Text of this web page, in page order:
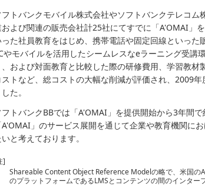
トバンクモバイル株式会社やソフトバンクテレコ
よび関連の販売会社計25社にてすでに「A'OMAI」
た社員教育をはじめ、携帯電話や固定回線といった
やモバイルを活用したシームレスなeラーニング受講
および対面教育と比較した際の研修費用、学習教
トなど、総コストの大幅な削減が評価され、2009
た。
トバンクBBでは「A'OMAI」を提供開始から3年間
」のサービス展開を通じて企業や教育機関に
と考えております。
]
Shareable Content Object Reference Modelの略で、米国
のプラットフォームであるLMSとコンテンツの間のインター